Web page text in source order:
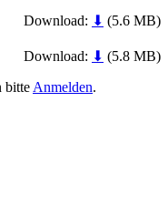
Download: ⬇ (5.6 MB)
Download: ⬇ (5.8 MB)
bitte Anmelden.